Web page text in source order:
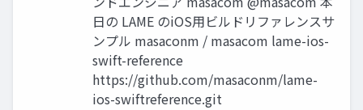
日の LAME のiOS用ビルドリファレンスサ
ンプル masaconm / masacom lame-ios-
swift-reference
https://github.com/masaconm/lame-
ios-swiftreference.git